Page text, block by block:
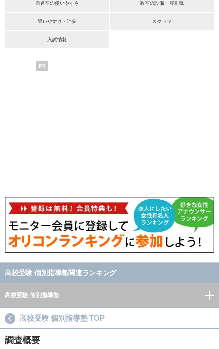
自習室の使いやすさ 教室の設備・雰囲気
通いやすさ・治安 スタッフ
入試情報
PR
高校受験 個別指導塾関連ランキング
高校受験 個別指導塾
高校受験 個別指導塾 TOP
調査概要